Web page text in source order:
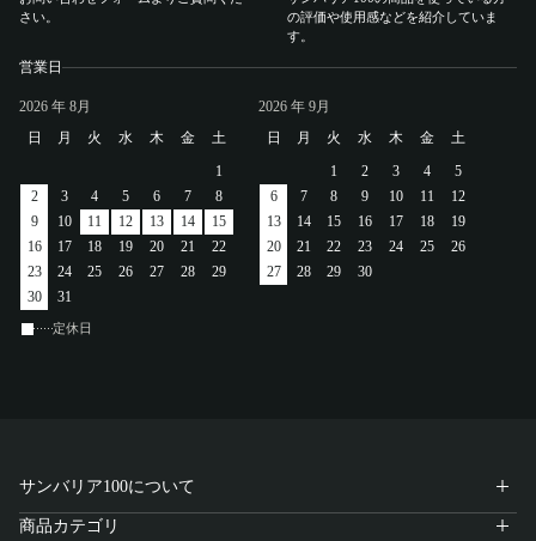
さい。
の評価や使用感などを紹介していま
す。
営業日
2026 年 8月
日
月 火 水 木 金
土
1
2
3 4 5 6 7
8
9
10 11 12 13 14
15
16
17 18 19 20 21
22
23
24 25 26 27 28
29
30
31
2026 年 9月
日
月 火 水 木 金
土
1
2 3 4
5
6
7 8 9 10 11
12
13
14 15 16 17 18
19
20
21 22 23 24 25
26
27
28 29 30
定休日
サンバリア100について
商品カテゴリ